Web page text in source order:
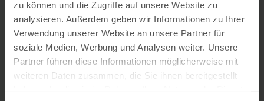
zu können und die Zugriffe auf unsere Website zu
analysieren. Außerdem geben wir Informationen zu Ihrer
Verwendung unserer Website an unsere Partner für
soziale Medien, Werbung und Analysen weiter. Unsere
Partner führen diese Informationen möglicherweise mit
weiteren Daten zusammen, die Sie ihnen bereitgestellt